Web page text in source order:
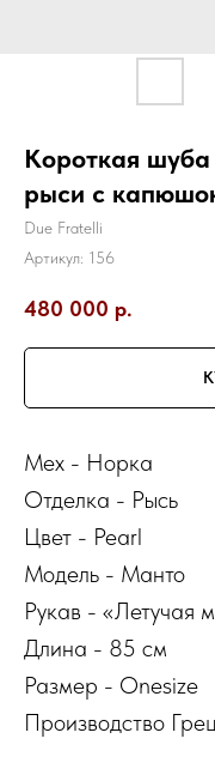
Короткая шуба
рыси с
Due Fratelli
Артикул: 156
480 000 р.
Мех - Норка
Отделка - Рысь
Цвет - Pearl
Модель - Манто
Рукав - «Летучая
Длина - 85 см
Размер - Onesize
Производство